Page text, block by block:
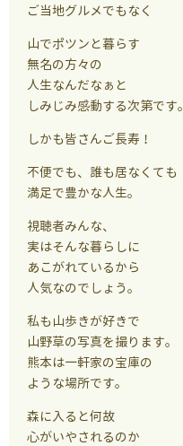
ご当地グルメでもなく
山でポツンと暮らす
無名の方々の
人生なんだなぁと
しみじみ感動する次第です。
しかも皆さんご長寿！
不便でも、誰も居なくても
満足で豊かな人生。
視聴者みんな、
実はそんな暮らしに
あこがれているから
人気なのでしょう。
私も山歩きが好きで
山野草の写真を撮ります。
熊本は一軒家の宝庫の
ような場所です。
森に入ると何故
心がいやされるのか